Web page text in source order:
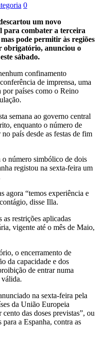
0
um novo
para combater a terceira
pode permitir às regiões
obrigatório, anunciou o
sábado.
confinamento
de imprensa, uma
por países como o Reino
semana ao governo central
enquanto o número de
país desde as festas de fim
o número simbólico de dois
registou na sexta-feira um
agora “temos experiência e
disse Illa.
restrições aplicadas
vigente até o mês de Maio,
o encerramento de
da capacidade e dos
de entrar numa
válida.
na sexta-feira pela
da União Europeia
das doses previstas”, ou
a Espanha, contra as